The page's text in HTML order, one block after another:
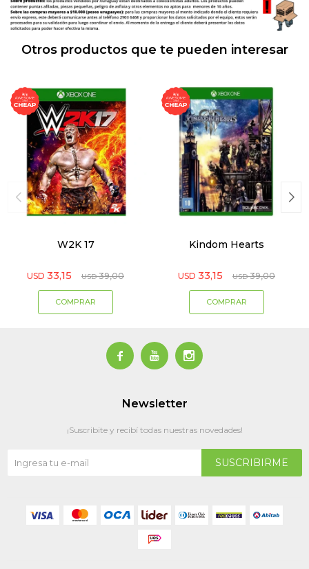
Otros productos que te pueden interesar
W2K 17
USD 33,15 USD 39,00
Kindom Hearts
USD 33,15 USD 39,00
  
Newsletter
¡Suscribite y recibí todas nuestras novedades!
SUSCRIBIRME